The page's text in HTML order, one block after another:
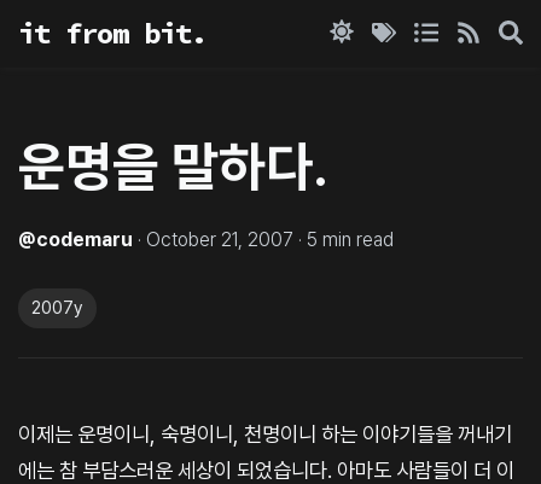
it from bit.
운명을 말하다.
@codemaru · October 21, 2007 · 5 min read
2007y
이제는 운명이니, 숙명이니, 천명이니 하는 이야기들을 꺼내기
에는 참 부담스러운 세상이 되었습니다. 아마도 사람들이 더 이